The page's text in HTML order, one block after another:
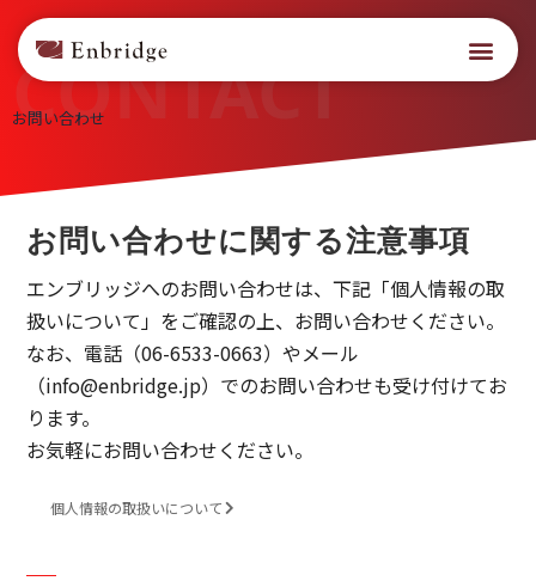
CONTACT
お問い合わせ
お問い合わせに関する注意事項
エンブリッジへのお問い合わせは、下記「個人情報の取
扱いについて」をご確認の上、お問い合わせください。
なお、電話（06-6533-0663）やメール
（info@enbridge.jp）でのお問い合わせも受け付けてお
ります。
お気軽にお問い合わせください。
個人情報の取扱いについて